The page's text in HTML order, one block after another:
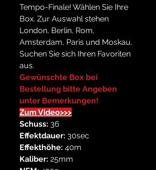
Tempo-Finale! Wählen Sie Ihre
Box. Zur Auswahl stehen
London, Berlin, Rom,
Amsterdam, Paris und Moskau.
Suchen Sie sich Ihren Favoriten
aus.
Gewünschte Box bei
Bestellung bitte Angeben
unter Bemerkungen!
Zum Video>>>
Schuss: 36
Effektdauer: 30sec
Effekthöhe: 40m
Kaliber: 25mm